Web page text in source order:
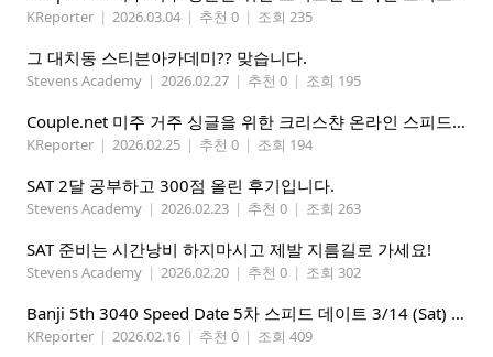
KReporter | 2026.03.04 | 추천 0 | 조회 235
그 대치동 스티븐아카데미?? 맞습니다.
Stevens Academy | 2026.02.27 | 추천 0 | 조회 195
Couple.net 미주 거주 싱글을 위한 크리스챤 온라인 스피드데이트
KReporter | 2026.02.25 | 추천 0 | 조회 194
SAT 2달 공부하고 300점 올린 후기입니다.
Stevens Academy | 2026.02.23 | 추천 0 | 조회 263
SAT 준비는 시간낭비 하지마시고 제발 지름길로 가세요!
Stevens Academy | 2026.02.20 | 추천 0 | 조회 302
Banji 5th 3040 Speed Date 5차 스피드 데이트 3/14 (Sat) 5-8PM
KReporter | 2026.02.16 | 추천 0 | 조회 409